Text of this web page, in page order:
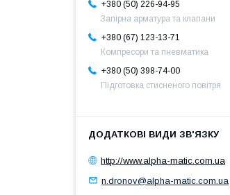
+380 (50) 226-94-95
Запірна арматура та клапани
+380 (67) 123-13-71
Компресори та пневматика
+380 (50) 398-74-00
Підготовка стисненого повітря
http://www.alpha-matic.com.ua
n.dronov@alpha-matic.com.ua